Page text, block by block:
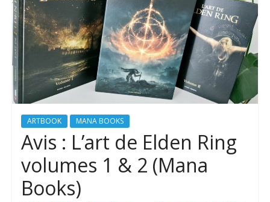
ARTBOOK MANA BOOKS
Avis : L’art de Elden Ring
volumes 1 & 2 (Mana
Books)